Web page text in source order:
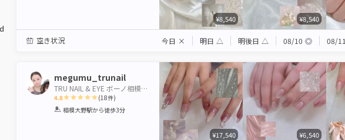
¥8,540 ¥8,540
空き状況 今日 × 明日 △ 明後日 △ 08/10 ◎ 08/11
megumu_trunail
TRU NAIL & EYE ボーノ相模大野店 【トゥルーネイル＆アイ】
4.8
1 2 3 4 5
(18件)
相模大野駅から徒歩3分
¥17,540 ¥6,540